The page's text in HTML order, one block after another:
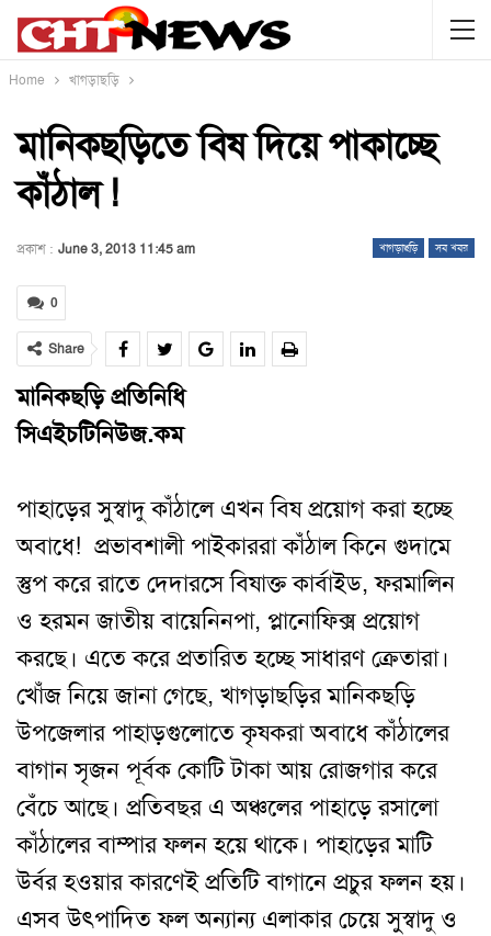
Home খাগড়াছড়ি
মানিকছড়িতে বিষ দিয়ে পাকাচ্ছে
কাঁঠাল !
খাগড়াছড়ি সব খবর
প্রকাশ : June 3, 2013 11:45 am
0
Share
মানিকছড়ি প্রতিনিধি
সিএইচটিনিউজ.কম
পাহাড়ের সুস্বাদু কাঁঠালে এখন বিষ প্রয়োগ করা হচ্ছে
অবাধে! প্রভাবশালী পাইকাররা কাঁঠাল কিনে গুদামে
স্তুপ করে রাতে দেদারসে বিষাক্ত কার্বাইড, ফরমালিন
ও হরমন জাতীয় বায়েনিনপা, প্লানোফিক্স প্রয়োগ
করছে। এতে করে প্রতারিত হচ্ছে সাধারণ ক্রেতারা।
খোঁজ নিয়ে জানা গেছে, খাগড়াছড়ির মানিকছড়ি
উপজেলার পাহাড়গুলোতে কৃষকরা অবাধে কাঁঠালের
বাগান সৃজন পূর্বক কোটি টাকা আয় রোজগার করে
বেঁচে আছে। প্রতিবছর এ অঞ্চলের পাহাড়ে রসালো
কাঁঠালের বাম্পার ফলন হয়ে থাকে। পাহাড়ের মাটি
উর্বর হওয়ার কারণেই প্রতিটি বাগানে প্রচুর ফলন হয়।
এসব উৎপাদিত ফল অন্যান্য এলাকার চেয়ে সুস্বাদু ও